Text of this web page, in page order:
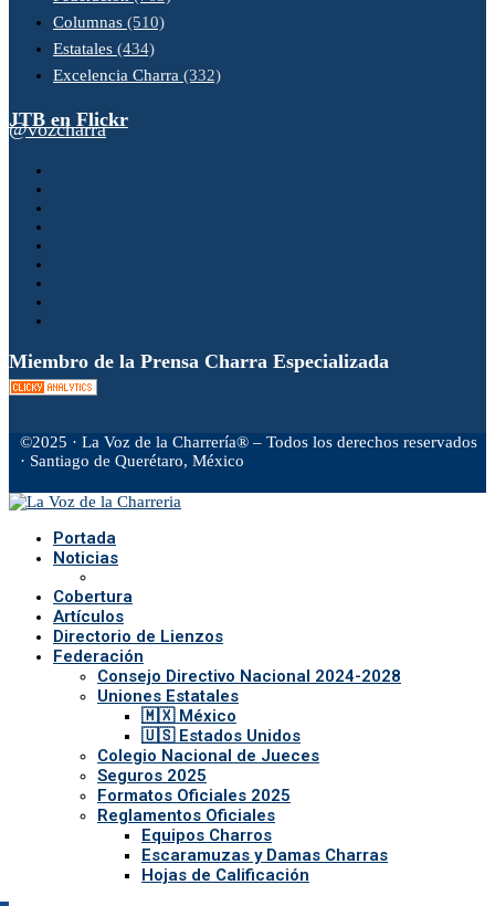
Columnas (510)
Estatales (434)
Excelencia Charra (332)
JTB en Flickr
@vozcharra
Miembro de la Prensa Charra Especializada
©2025 · La Voz de la Charrería® – Todos los derechos reservados
· Santiago de Querétaro, México
Portada
Noticias
Cobertura
Artículos
Directorio de Lienzos
Federación
Consejo Directivo Nacional 2024-2028
Uniones Estatales
🇲🇽 México
🇺🇸 Estados Unidos
Colegio Nacional de Jueces
Seguros 2025
Formatos Oficiales 2025
Reglamentos Oficiales
Equipos Charros
Escaramuzas y Damas Charras
Hojas de Calificación